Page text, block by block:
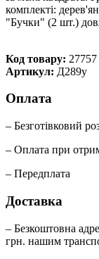
комплекті:
"Бучки" (2 шт.)
Код товару: 27757
Артикул: Д289у
Оплата
– Безготівковий
– Оплата при
– Передплата
Доставка
– Безкоштовна
грн. нашим